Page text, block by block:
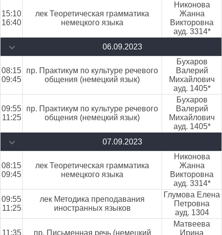
15:10
16:40
лек Теоретическая грамматика
немецкого языка
Никонова
Жанна
Викторовна
ауд. 3314*
06.09.2023
08:15
09:45
пр. Практикум по культуре речевого
общения (немецкий язык)
Бухаров
Валерий
Михайлович
ауд. 1405*
09:55
11:25
пр. Практикум по культуре речевого
общения (немецкий язык)
Бухаров
Валерий
Михайлович
ауд. 1405*
07.09.2023
08:15
09:45
лек Теоретическая грамматика
немецкого языка
Никонова
Жанна
Викторовна
ауд. 3314*
09:55
11:25
лек Методика преподавания
иностранных языков
Глумова Елена
Петровна
ауд. 1304
11:35
пр. Письменная речь (немецкий
Матвеева
Ирина